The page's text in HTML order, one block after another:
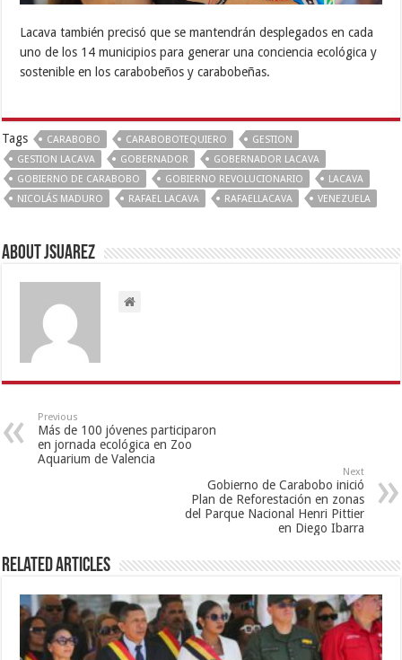
Lacava también precisó que se mantendrán desplegados en cada
uno de los 14 municipios para generar una conciencia ecológica y
sostenible en los carabobeños y carabobeñas.
Tags CARABOBO CARABOBOTEQUIERO
GESTION
GESTION LACAVA
GOBERNADOR
GOBERNADOR LACAVA
GOBIERNO DE CARABOBO
GOBIERNO REVOLUCIONARIO
LACAVA
NICOLÁS MADURO
RAFAEL LACAVA RAFAELLACAVA VENEZUELA
About Jsuarez
Previous
Más de 100 jóvenes participaron
en jornada ecológica en Zoo
Aquarium de Valencia
Next
Gobierno de Carabobo inició
Plan de Reforestación en zonas
del Parque Nacional Henri Pittier
en Diego Ibarra
Related Articles